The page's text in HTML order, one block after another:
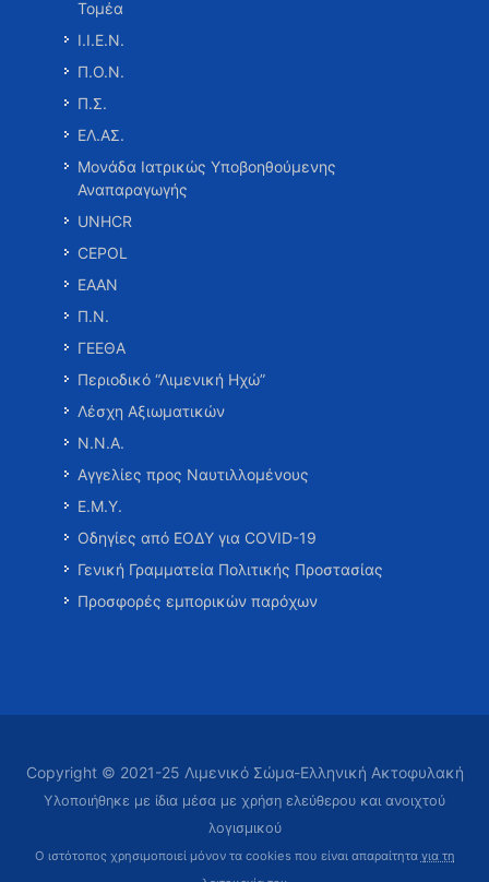
Τομέα
Ι.Ι.Ε.Ν.
Π.Ο.Ν.
Π.Σ.
ΕΛ.ΑΣ.
Μονάδα Ιατρικώς Υποβοηθούμενης
Αναπαραγωγής
UNHCR
CEPOL
ΕΑΑΝ
Π.Ν.
ΓΕΕΘΑ
Περιοδικό “Λιμενική Ηχώ”
Λέσχη Αξιωματικών
Ν.Ν.Α.
Αγγελίες προς Ναυτιλλομένους
Ε.Μ.Υ.
Οδηγίες από ΕΟΔΥ για COVID-19
Γενική Γραμματεία Πολιτικής Προστασίας
Προσφορές εμπορικών παρόχων
Copyright © 2021-25 Λιμενικό Σώμα-Ελληνική Ακτοφυλακή
Υλοποιήθηκε με ίδια μέσα με χρήση ελεύθερου και ανοιχτού
λογισμικού
Ο ιστότοπος χρησιμοποιεί μόνον τα cookies που είναι απαραίτητα για τη